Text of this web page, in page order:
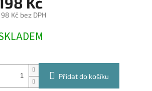
Kč bez DPH
Přidat do košíku